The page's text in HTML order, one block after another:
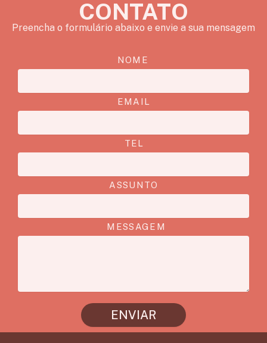
CONTATO
Preencha o formulário abaixo e envie a sua mensagem
NOME
EMAIL
TEL
ASSUNTO
MESSAGEM
ENVIAR